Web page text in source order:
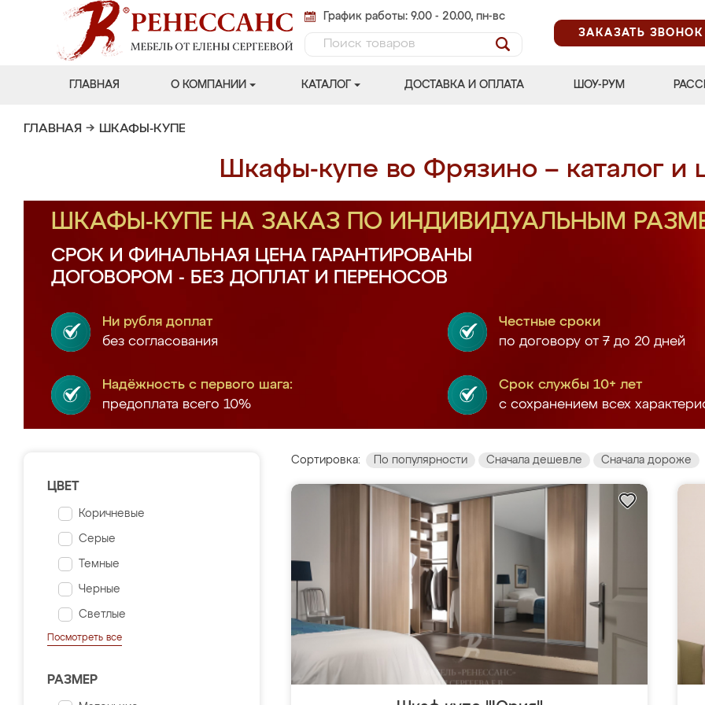
График работы: 9.00 - 20.00, пн-вс
ЗАКАЗАТЬ ЗВОНОК
ГЛАВНАЯ О КОМПАНИИ КАТАЛОГ ДОСТАВКА И ОПЛАТА ШОУ-РУМ
ГЛАВНАЯ → ШКАФЫ-КУПЕ
Шкафы-купе во Фрязино – каталог и
ШКАФЫ-КУПЕ НА ЗАКАЗ ПО ИНДИВИДУАЛЬНЫМ
СРОК И ФИНАЛЬНАЯ ЦЕНА ГАРАНТИРОВАНЫ
ДОГОВОРОМ - БЕЗ ДОПЛАТ И ПЕРЕНОСОВ
Ни рубля доплат
без согласования
Честные сроки
по договору от 7 до 20 дней
Надёжность с первого шага:
предоплата всего 10%
Срок службы 10+ лет
с сохранением всех
ЦВЕТ
Коричневые
Серые
Темные
Черные
Светлые
Посмотреть все
РАЗМЕР
Сортировка: По популярности Сначала дешевле Сначала дороже